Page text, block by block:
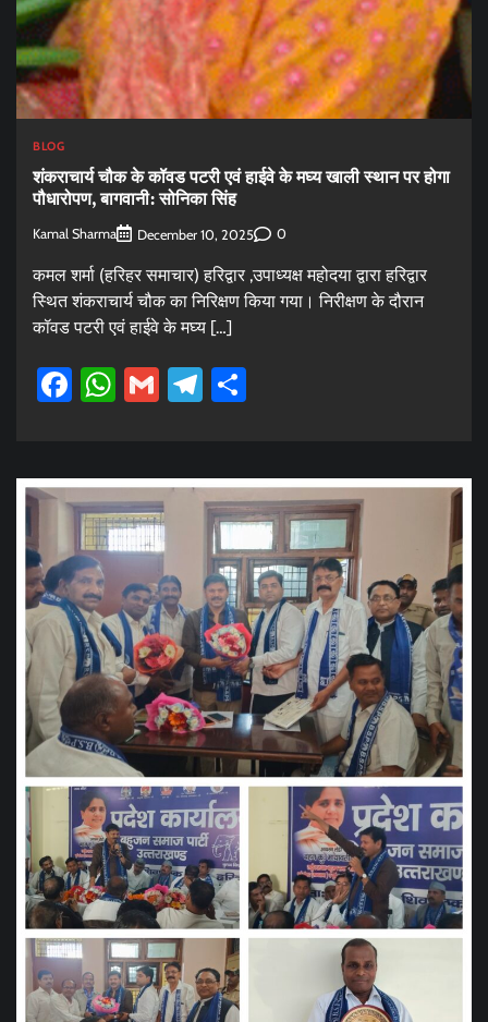
BLOG
शंकराचार्य चौक के कॉवड पटरी एवं हाईवे के मघ्य खाली स्थान पर होगा
पौधारोपण, बागवानी: सोनिका सिंह
Kamal Sharma December 10, 2025 0
कमल शर्मा (हरिहर समाचार) हरिद्वार ,उपाध्यक्ष महोदया द्वारा हरिद्वार
स्थित शंकराचार्य चौक का निरिक्षण किया गया। निरीक्षण के दौरान
कॉवड पटरी एवं हाईवे के मघ्य […]
Facebook
WhatsApp
GmailTelegram